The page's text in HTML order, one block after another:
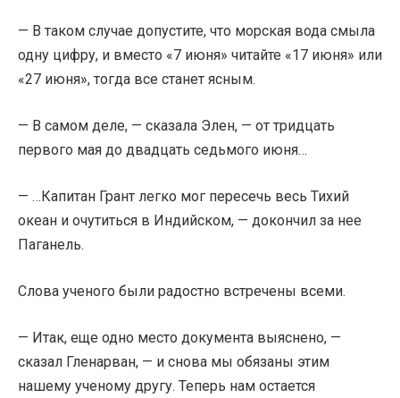
— В таком случае допустите, что морская вода смыла
одну цифру, и вместо «7 июня» читайте «17 июня» или
«27 июня», тогда все станет ясным.
— В самом деле, — сказала Элен, — от тридцать
первого мая до двадцать седьмого июня…
— …Капитан Грант легко мог пересечь весь Тихий
океан и очутиться в Индийском, — докончил за нее
Паганель.
Слова ученого были радостно встречены всеми.
— Итак, еще одно место документа выяснено, —
сказал Гленарван, — и снова мы обязаны этим
нашему ученому другу. Теперь нам остается